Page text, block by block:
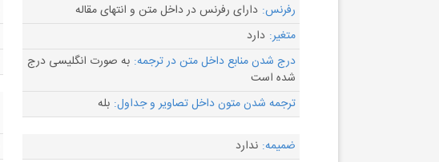
رفرنس: دارای رفرنس در داخل متن و انتهای مقاله
متغیر: دارد
درج شدن منابع داخل متن در ترجمه: به صورت انگلیسی درج
شده است
ترجمه شدن متون داخل تصاویر و جداول: بله
ضمیمه: ندارد